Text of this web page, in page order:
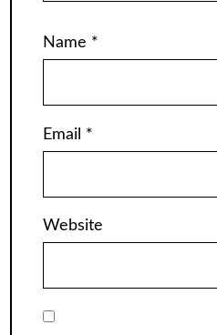
Name *
Email *
Website